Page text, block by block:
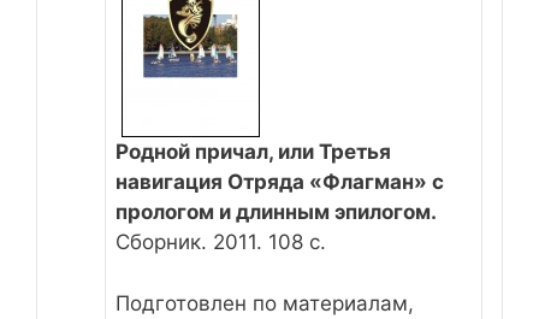
Родной причал, или Третья
навигация Отряда «Флагман» с
прологом и длинным эпилогом.
Сборник. 2011. 108 с.
Подготовлен по материалам,